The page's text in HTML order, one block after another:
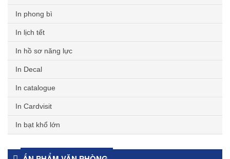
In phong bì
In lịch tết
In hồ sơ năng lực
In Decal
In catalogue
In Cardvisit
In bạt khổ lớn